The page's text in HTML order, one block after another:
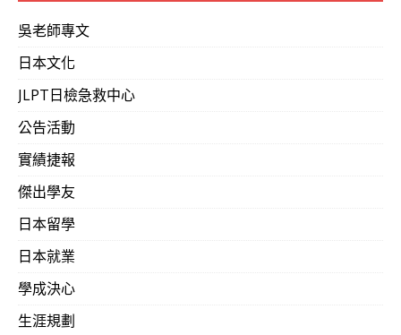
2013-0719
2013-0718
2013-0717
路課程多太多了！（45歲‧大學‧化工）
吳老師專文
日本文化
JLPT日檢急救中心
公告活動
實績捷報
傑出學友
日本留學
日本就業
學成決心
生涯規劃